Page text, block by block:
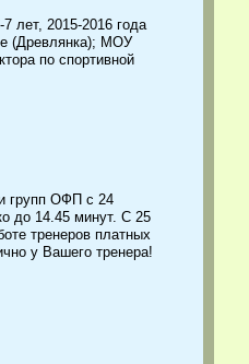
лет, 2015-2016 года
(Древлянка); МОУ
по спортивной
групп ОФП с 24
до 14.45 минут. С 25
тренеров платных
у Вашего тренера!